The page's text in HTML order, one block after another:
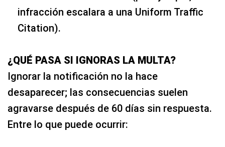
infracción escalara a una Uniform Traffic
Citation).
¿QUÉ PASA SI IGNORAS LA MULTA?
Ignorar la notificación no la hace
desaparecer; las consecuencias suelen
agravarse después de 60 días sin respuesta.
Entre lo que puede ocurrir: